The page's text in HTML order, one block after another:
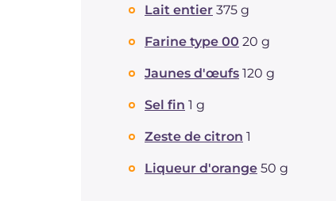
Lait entier 375 g
Farine type 00 20 g
Jaunes d'œufs 120 g
Sel fin 1 g
Zeste de citron 1
Liqueur d'orange 50 g